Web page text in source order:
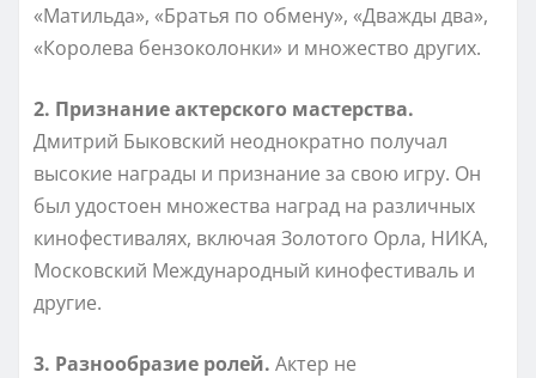
«Матильда», «Братья по обмену», «Дважды два»,
«Королева бензоколонки» и множество других.
2. Признание актерского мастерства.
Дмитрий Быковский неоднократно получал
высокие награды и признание за свою игру. Он
был удостоен множества наград на различных
кинофестивалях, включая Золотого Орла, НИКА,
Московский Международный кинофестиваль и
другие.
3. Разнообразие ролей. Актер не